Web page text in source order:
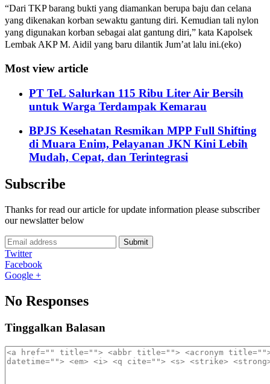
“Dari TKP barang bukti yang diamankan berupa baju dan celana
yang dikenakan korban sewaktu gantung diri. Kemudian tali nylon
yang digunakan korban sebagai alat gantung diri,” kata Kapolsek
Lembak AKP M. Aidil yang baru dilantik Jum’at lalu ini.(eko)
Most view article
PT TeL Salurkan 115 Ribu Liter Air Bersih
untuk Warga Terdampak Kemarau
BPJS Kesehatan Resmikan MPP Full Shifting
di Muara Enim, Pelayanan JKN Kini Lebih
Mudah, Cepat, dan Terintegrasi
Subscribe
Thanks for read our article for update information please subscriber
our newslatter below
Submit
Twitter
Facebook
Google +
No Responses
Tinggalkan Balasan